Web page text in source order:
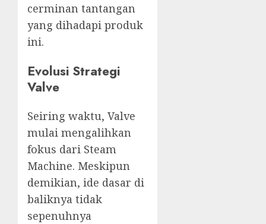
cerminan tantangan
yang dihadapi produk
ini.
Evolusi Strategi
Valve
Seiring waktu, Valve
mulai mengalihkan
fokus dari Steam
Machine. Meskipun
demikian, ide dasar di
baliknya tidak
sepenuhnya